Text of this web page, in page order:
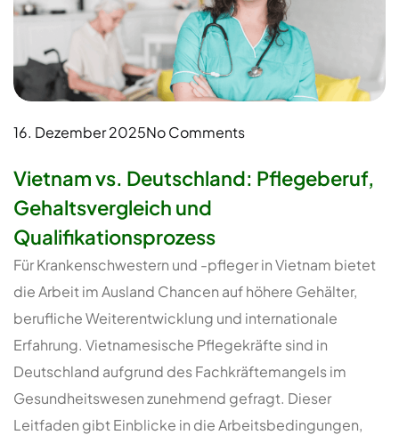
16. Dezember 2025No Comments
Vietnam vs. Deutschland: Pflegeberuf,
Gehaltsvergleich und
Qualifikationsprozess
Für Krankenschwestern und -pfleger in Vietnam bietet
die Arbeit im Ausland Chancen auf höhere Gehälter,
berufliche Weiterentwicklung und internationale
Erfahrung. Vietnamesische Pflegekräfte sind in
Deutschland aufgrund des Fachkräftemangels im
Gesundheitswesen zunehmend gefragt. Dieser
Leitfaden gibt Einblicke in die Arbeitsbedingungen,